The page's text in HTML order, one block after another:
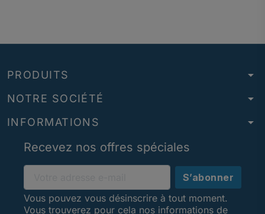
PRODUITS arrow_drop_down
NOTRE SOCIÉTÉ arrow_drop_down
INFORMATIONS
arrow_drop_down
Recevez nos offres spéciales
Vous pouvez vous désinscrire à tout moment.
Vous trouverez pour cela nos informations de